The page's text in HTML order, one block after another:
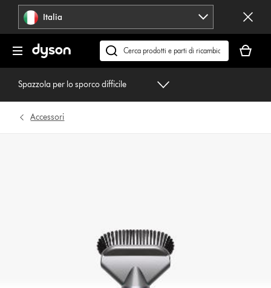
navigazione Italia
Cerca
su
dyson.it
carrello
è
Spazzola per lo sporco difficile
Accessori